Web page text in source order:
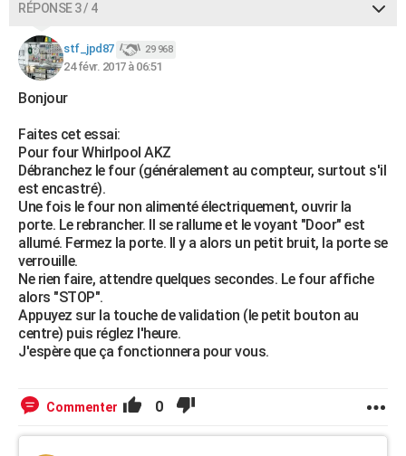
RÉPONSE 3 / 4
stf_jpd87 29 968
24 févr. 2017 à 06:51
Bonjour
Faites cet essai:
Pour four Whirlpool AKZ
Débranchez le four (généralement au compteur, surtout s'il
est encastré).
Une fois le four non alimenté électriquement, ouvrir la
porte. Le rebrancher. Il se rallume et le voyant "Door" est
allumé. Fermez la porte. Il y a alors un petit bruit, la porte se
verrouille.
Ne rien faire, attendre quelques secondes. Le four affiche
alors "STOP".
Appuyez sur la touche de validation (le petit bouton au
centre) puis réglez l'heure.
J'espère que ça fonctionnera pour vous.
Commenter 0